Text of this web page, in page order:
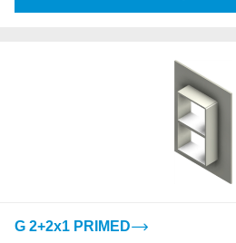
G 2+2x1 PRIMED